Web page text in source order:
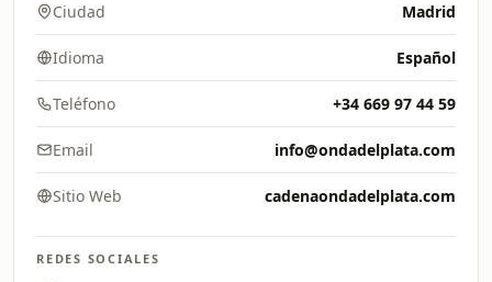
Ciudad Madrid
Idioma Español
Teléfono +34 669 97 44 59
Email info@ondadelplata.com
Sitio Web cadenaondadelplata.com
REDES SOCIALES